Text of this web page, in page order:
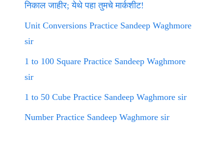
निकाल जाहीर; येथे पहा तुमचे मार्कशीट!
Unit Conversions Practice Sandeep Waghmore
sir
1 to 100 Square Practice Sandeep Waghmore
sir
1 to 50 Cube Practice Sandeep Waghmore sir
Number Practice Sandeep Waghmore sir